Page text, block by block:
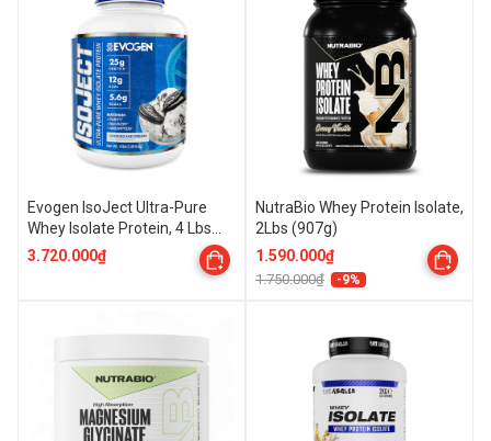
Evogen IsoJect Ultra-Pure
Whey Isolate Protein, 4 Lbs
(55 Servings)
3.720.000₫
NutraBio Whey Protein Isolate,
2Lbs (907g)
1.590.000₫
1.750.000₫ -9%